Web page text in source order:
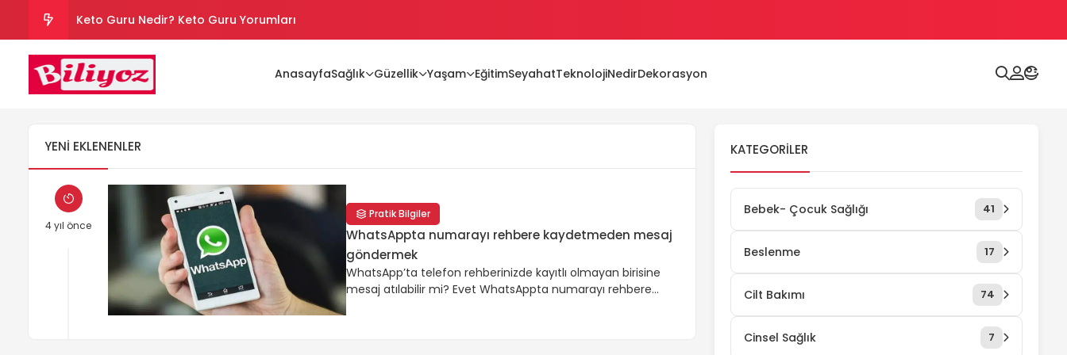
Keto Guru Nedir? Keto Guru Yorumları
Karındaki Selülitler Nasıl Gider? Göbek Selüliti
Loreal Paris Hydra Genius Kullanıcı Yorumları
Sinoz Leke Kremi İşe Yarıyor mu? Kullanıcı Yorumları
AnasayfaSağlık Güzellik Yaşam EğitimSeyahatTeknolojiNedirDekorasyon
YENI EKLENENLER
4 yıl önce
Pratik Bilgiler
WhatsAppta numarayı rehbere kaydetmeden mesaj
göndermek
WhatsApp’ta telefon rehberinizde kayıtlı olmayan birisine
mesaj atılabilir mi? Evet WhatsAppta numarayı rehbere
KATEGORILER
Bebek- Çocuk Sağlığı 41
Beslenme 17
Cilt Bakımı 74
Cinsel Sağlık 7